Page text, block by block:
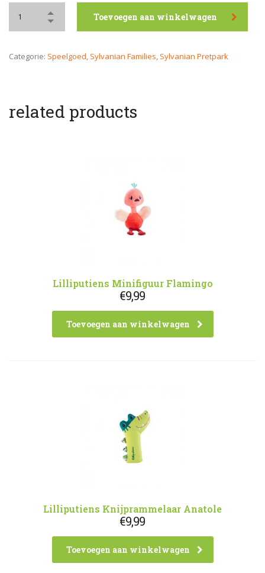
Toevoegen aan winkelwagen
Categorie: Speelgoed, Sylvanian Families, Sylvanian Pretpark
related products
Lilliputiens Minifiguur Flamingo
€9,99
Toevoegen aan winkelwagen
Lilliputiens Knijprammelaar Anatole
€9,99
Toevoegen aan winkelwagen